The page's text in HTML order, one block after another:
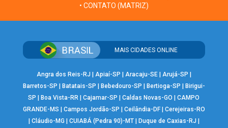
• CONTATO (MATRIZ)
MAIS CIDADES ONLINE
Angra dos Reis-RJ | Apiaí-SP | Aracaju-SE| Arujá-SP |
Barretos-SP | Batatais-SP | Bebedouro-SP | Bertioga-SP | Birigui-
SP |Boa Vista-RR |Cajamar-SP |Caldas Novas-GO |CAMPO
GRANDE-MS | Campos Jordão-SP | Ceilândia-DF| Cerejeiras-RO
| Cláudio-MG | CUIABÁ (Pedra 90)-MT| Duque de Caxias-RJ |